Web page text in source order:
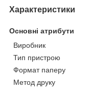
Характеристики
Основні атрибути
Виробник
Тип пристрою
Формат паперу
Метод друку